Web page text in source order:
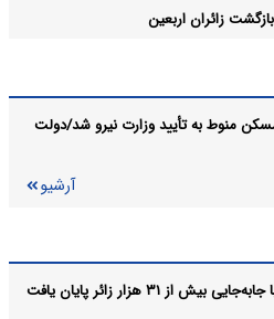
زائران اربعین
اربعین؛ ظرفیت نیروهای
آرشیو
منوط به تأیید وزارت نیرو شد/دولت
آرشیو